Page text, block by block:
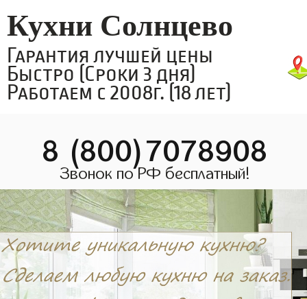
Кухни Солнцево
Гарантия лучшей цены
Быстро (Сроки 3 дня)
Работаем с 2008г. (18 лет)
8 (800)7078908
Звонок по РФ бесплатный!